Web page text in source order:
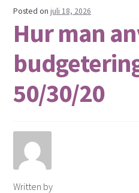
Posted onjuli 18, 2026
Hur man
50/30/20
Written by